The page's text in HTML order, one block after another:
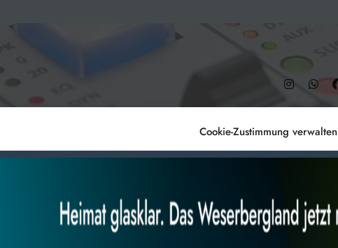
Cookie-Zustimmung verwalten
eindeutige IDs auf dieser Website
oder zurückziehst, können bestimmte Merkmale
Münder 107.2 – DAB+ 9C